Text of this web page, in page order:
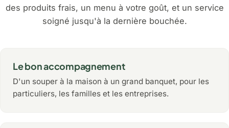
des produits frais, un menu à votre goût, et un service
soigné jusqu'à la dernière bouchée.
Le bon accompagnement
D'un souper à la maison à un grand banquet, pour les
particuliers, les familles et les entreprises.